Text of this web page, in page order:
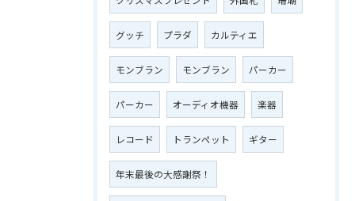
グッチ プラダ カルティエ
モンブラン モンブラン パーカー
パーカー オーディオ機器 楽器
レコード トランペット ギター
年末最後の大感謝祭！